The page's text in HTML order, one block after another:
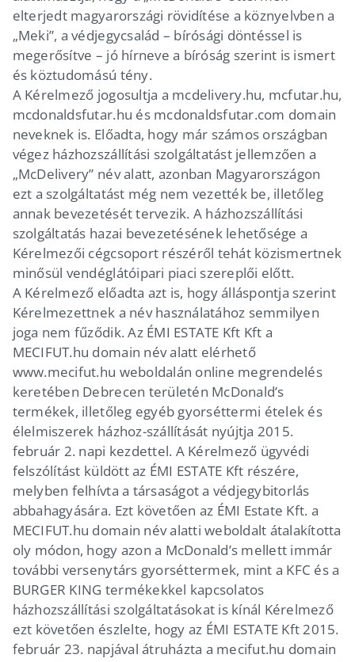
elterjedt magyarországi rövidítése a köznyelvben a
„Meki”, a védjegycsalád – bírósági döntéssel is
megerősítve – jó hírneve a bíróság szerint is ismert
és köztudomású tény.
A Kérelmező jogosultja a mcdelivery.hu, mcfutar.hu,
mcdonaldsfutar.hu és mcdonaldsfutar.com domain
neveknek is. Előadta, hogy már számos országban
végez házhozszállítási szolgáltatást jellemzően a
„McDelivery” név alatt, azonban Magyarországon
ezt a szolgáltatást még nem vezették be, illetőleg
annak bevezetését tervezik. A házhozszállítási
szolgáltatás hazai bevezetésének lehetősége a
Kérelmezői cégcsoport részéről tehát közismertnek
minősül vendéglátóipari piaci szereplői előtt.
A Kérelmező előadta azt is, hogy álláspontja szerint
Kérelmezettnek a név használatához semmilyen
joga nem fűződik. Az ÉMI ESTATE Kft Kft a
MECIFUT.hu domain név alatt elérhető
www.mecifut.hu weboldalán online megrendelés
keretében Debrecen területén McDonald’s
termékek, illetőleg egyéb gyorséttermi ételek és
élelmiszerek házhoz-szállítását nyújtja 2015.
február 2. napi kezdettel. A Kérelmező ügyvédi
felszólítást küldött az ÉMI ESTATE Kft részére,
melyben felhívta a társaságot a védjegybitorlás
abbahagyására. Ezt követően az ÉMI Estate Kft. a
MECIFUT.hu domain név alatti weboldalt átalakította
oly módon, hogy azon a McDonald’s mellett immár
további versenytárs gyorséttermek, mint a KFC és a
BURGER KING termékekkel kapcsolatos
házhozszállítási szolgáltatásokat is kínál Kérelmező
ezt követően észlelte, hogy az ÉMI ESTATE Kft 2015.
február 23. napjával átruházta a mecifut.hu domain